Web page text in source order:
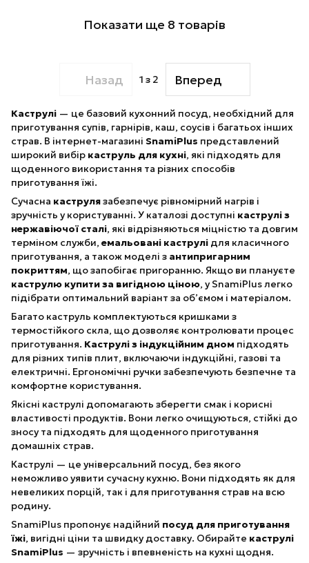
Показати ще 8 товарів
Назад 1 з 2 Вперед
Каструлі — це базовий кухонний посуд, необхідний для
приготування супів, гарнірів, каш, соусів і багатьох інших
страв. В інтернет-магазині SnamiPlus представлений
широкий вибір каструль для кухні, які підходять для
щоденного використання та різних способів
приготування їжі.
Сучасна каструлязабезпечує рівномірний нагрів і
зручність у користуванні. У каталозі доступні каструлі з
нержавіючої сталі, які відрізняються міцністю та довгим
терміном служби, емальовані каструлі для класичного
приготування, а також моделі з антипригарним
покриттям, що запобігає пригоранню. Якщо ви плануєте
каструлю купити за вигідною ціною, у SnamiPlus легко
підібрати оптимальний варіант за об’ємом і матеріалом.
Багато каструль комплектуються кришками з
термостійкого скла, що дозволяє контролювати процес
приготування. Каструлі з індукційним дном підходять
для різних типів плит, включаючи індукційні, газові та
електричні. Ергономічні ручки забезпечують безпечне та
комфортне користування.
Якісні каструлі допомагають зберегти смак і корисні
властивості продуктів. Вони легко очищуються, стійкі до
зносу та підходять для щоденного приготування
домашніх страв.
Каструлі — це універсальний посуд, без якого
неможливо уявити сучасну кухню. Вони підходять як для
невеликих порцій, так і для приготування страв на всю
родину.
SnamiPlus пропонує надійний посуд для приготування
їжі, вигідні ціни та швидку доставку. Обирайте каструлі
SnamiPlus — зручність і впевненість на кухні щодня.